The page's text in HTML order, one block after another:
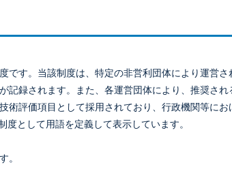
す。当該制度は、特定の非営利団体により運営さ
録されます。また、各運営団体により、推奨され
評価項目として採用されており、行政機関等にお
として用語を定義して表示しています。
。